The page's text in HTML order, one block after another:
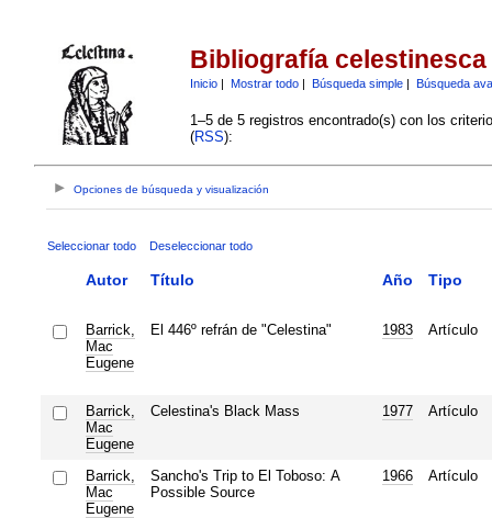
Bibliografía celestinesca
Inicio| Mostrar todo| Búsqueda simple| Búsqueda
1–5 de 5 registros encontrado(s) con los
(RSS):
Opciones de búsqueda y visualización
Seleccionar todo Deseleccionar todo
Autor Título Año Tipo
Barrick,
Mac
Eugene
El 446º refrán de "Celestina" 1983 Artículo
Barrick,
Mac
Eugene
Celestina's Black Mass 1977 Artículo
Barrick,
Mac
Eugene
Sancho's Trip to El Toboso: A
Possible Source
1966 Artículo